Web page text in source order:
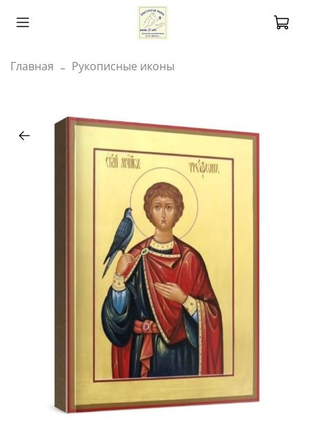
Главная Рукописные иконы